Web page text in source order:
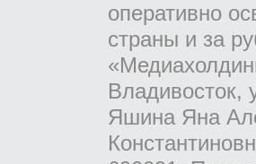
оперативно
страны и за
Владивосток,
Яшина Яна